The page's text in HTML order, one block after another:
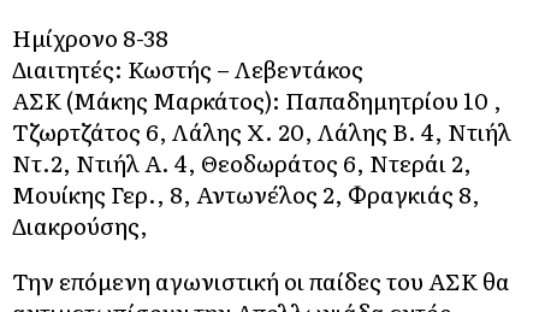
Ημίχρονο 8-38
Διαιτητές: Κωστής – Λεβεντάκος
ΑΣΚ (Μάκης Μαρκάτος): Παπαδημητρίου 10 ,
Τζωρτζάτος 6, Λάλης Χ. 20, Λάλης Β. 4, Ντιήλ
Ντ.2, Ντιήλ Α. 4, Θεοδωράτος 6, Ντεράι 2,
Μουίκης Γερ., 8, Αντωνέλος 2, Φραγκιάς 8,
Διακρούσης,
Την επόμενη αγωνιστική οι παίδες του ΑΣΚ θα